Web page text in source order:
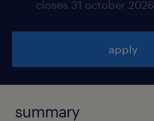
closes 31 october 2026
apply
summary